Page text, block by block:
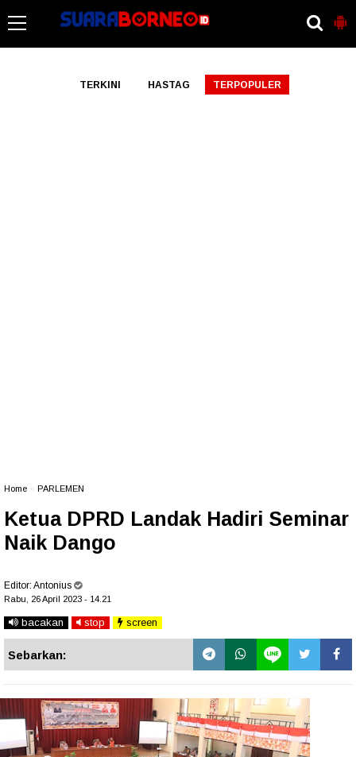
TERKINI HASTAG TERPOPULER
Home PARLEMEN
Ketua DPRD Landak Hadiri Seminar
Naik Dango
Editor: Antonius
Rabu, 26 April 2023 - 14.21
bacakan stop screen
Sebarkan: